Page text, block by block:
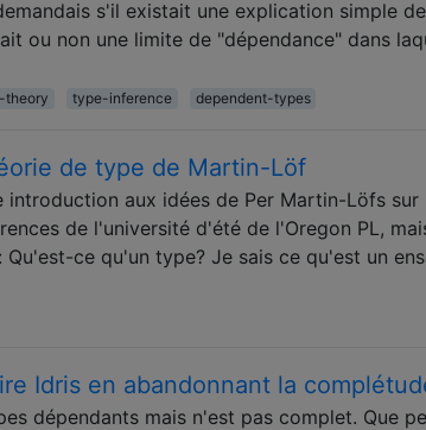
s'il existait une explication simple
ou non une limite de "dépendance" dans
theory type-inference dependent-types
de type de Martin-Löf
introduction aux idées de Per Martin-Löfs
de l'université d'été de l'Oregon PL,
ce qu'un type? Je sais ce qu'est un
Idris en abandonnant la
dépendants mais n'est pas complet. Que